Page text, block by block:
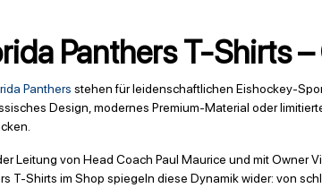
Panthers T-Shirts
Panthers stehen für leidenschaftlichen Eishockey-
Design, modernes Premium-Material oder
Leitung von Head Coach Paul Maurice und mit Owner
T-Shirts im Shop spiegeln diese Dynamik wider: von